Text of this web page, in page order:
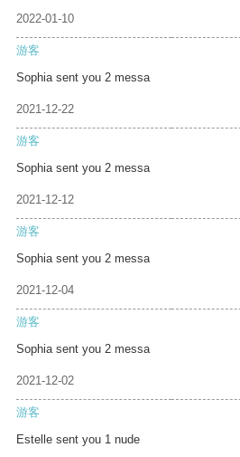
2022-01-10
游客
Sophia sent you 2 messa
2021-12-22
游客
Sophia sent you 2 messa
2021-12-12
游客
Sophia sent you 2 messa
2021-12-04
游客
Sophia sent you 2 messa
2021-12-02
游客
Estelle sent you 1 nude